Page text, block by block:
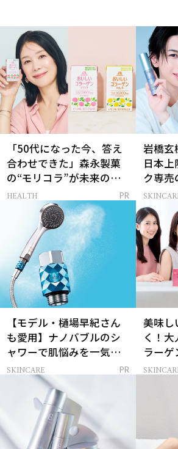
「50代になった今、答え
合わせできた」森永製菓
の“モリコラ”が未来のキ
レイを連れてくる！
HEALTH PR
岩橋玄
日本
ク専売
ンケア
【モデル・樋場早紀さん
も愛用】ナノバブルのシ
ャワーで肌悩みを一気に
解決
SKINCARE PR
美味し
く！
ラーゲ